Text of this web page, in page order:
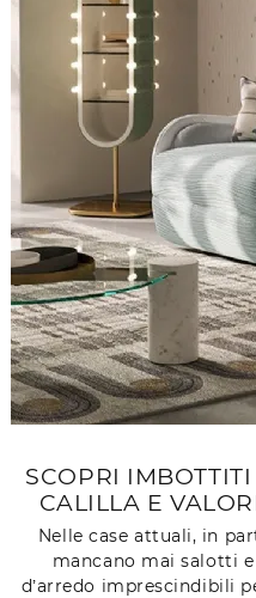
SCOPRI
CALILLA E
Nelle case attuali, in
mancano mai salotti
d’arredo imprescindibili